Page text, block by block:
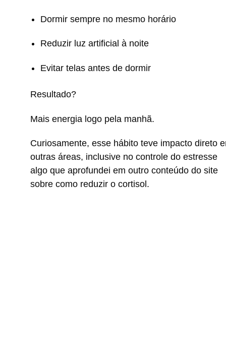
Dormir sempre no mesmo horário
Reduzir luz artificial à noite
Evitar telas antes de dormir
Resultado?
Mais energia logo pela manhã.
Curiosamente, esse hábito teve impacto direto
outras áreas, inclusive no controle do estresse
algo que aprofundei em outro conteúdo do site
sobre como reduzir o cortisol.